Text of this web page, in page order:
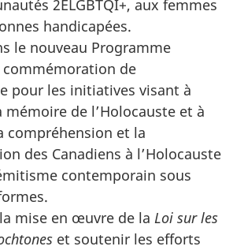
2ELGBTQI+, aux femmes
handicapées.
le nouveau Programme
de
pour les initiatives visant à
mémoire de l’Holocauste et à
compréhension et la
des Canadiens à l’Holocauste
contemporain sous
mise en œuvre de la Loi sur les
et soutenir les efforts